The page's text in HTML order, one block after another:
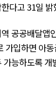
다고 31일 밝
공공배달앱
가입하면 아
능하도록 개